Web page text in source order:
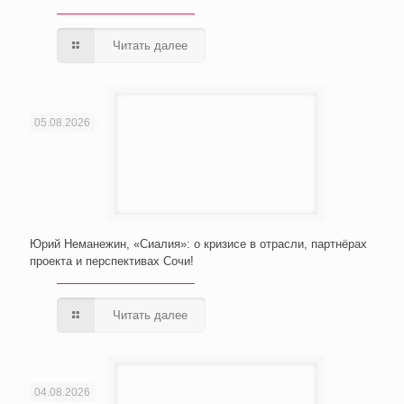
Читать далее
05.08.2026
Юрий Неманежин, «Сиалия»: о кризисе в отрасли, партнёрах
проекта и перспективах Сочи!
Читать далее
04.08.2026